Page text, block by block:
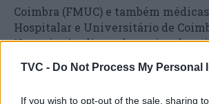
TVC - Do Not Process My Personal
If you wish to opt-out of the sale, sharing
Coimbra (FMUC) e também
Hospitalar e Universitário de
Nogueira (pediatra da equipa de
paliativos pediátricos do CHUC),
(investigadora da FMUC), Cândida